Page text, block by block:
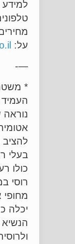
למידע
על:
—-
*
להציב
בעלי
כולו
יכלה
הנשיא